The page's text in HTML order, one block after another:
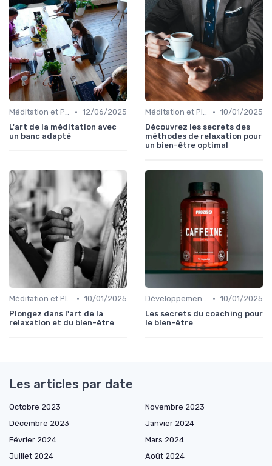
Méditation et Pleine Conscience • 12/06/2025
L'art de la méditation avec
un banc adapté
Méditation et Pleine Conscience • 10/01/2025
Découvrez les secrets des
méthodes de relaxation pour
un bien-être optimal
Méditation et Pleine Conscience • 10/01/2025
Plongez dans l'art de la
relaxation et du bien-être
Développement Personnel • 10/01/2025
Les secrets du coaching pour
le bien-être
Les articles par date
Octobre 2023
Novembre 2023
Décembre 2023
Janvier 2024
Février 2024
Mars 2024
Juillet 2024
Août 2024